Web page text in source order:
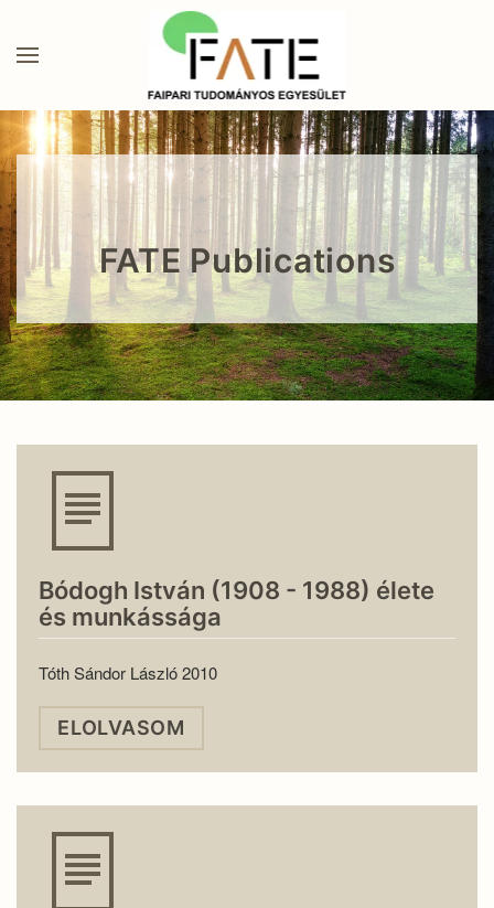
FATE Publications
Bódogh István (1908 - 1988) élete
és munkássága
Tóth Sándor László 2010
ELOLVASOM